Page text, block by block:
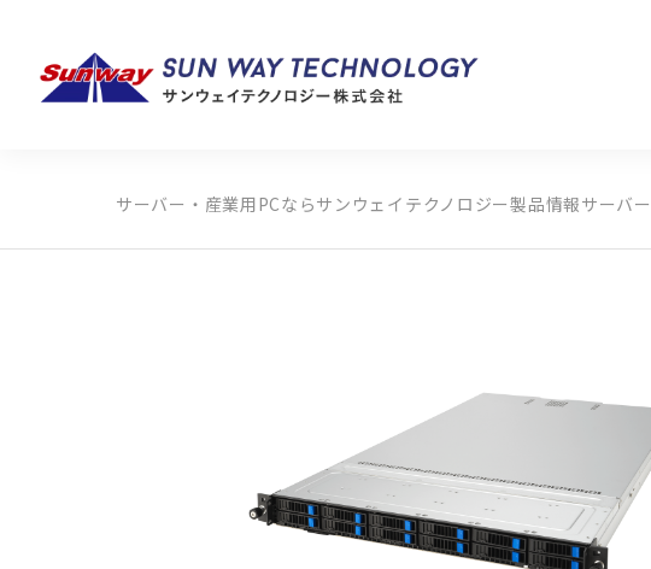
製品カテゴリから探す
メーカーから探す
サーバー・産業用PCならサンウェイテクノロジー製品情報サーバー